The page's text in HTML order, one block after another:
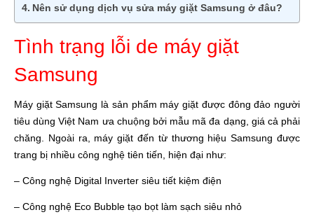
Nên sử dụng dịch vụ sửa máy giặt Samsung ở đâu?
Tình trạng lỗi de máy giặt
Samsung
Máy giặt Samsung là sản phẩm máy giặt được đông đảo người
tiêu dùng Việt Nam ưa chuộng bởi mẫu mã đa dạng, giá cả phải
chăng. Ngoài ra, máy giặt đến từ thương hiệu Samsung được
trang bị nhiều công nghệ tiên tiến, hiện đại như:
– Công nghệ Digital Inverter siêu tiết kiệm điện
– Công nghệ Eco Bubble tạo bọt làm sạch siêu nhỏ